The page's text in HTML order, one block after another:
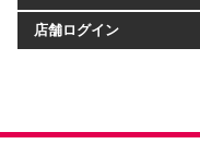
店舗ログイン